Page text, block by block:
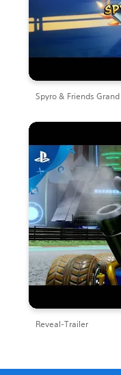
Spyro & Friends
Reveal-Trailer